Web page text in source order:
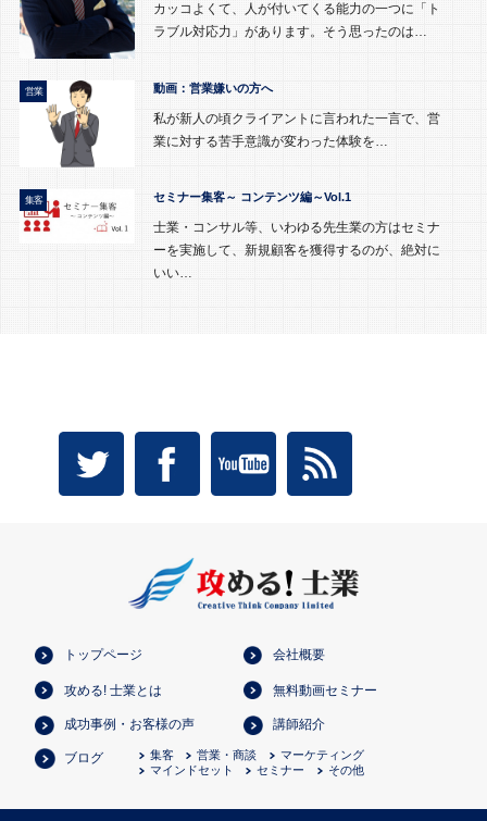
カッコよくて、人が付いてくる能力の一つに「ト
ラブル対応力」があります。そう思ったのは…
営業 動画：営業嫌いの方へ
私が新人の頃クライアントに言われた一言で、営
業に対する苦手意識が変わった体験を…
集客 セミナー集客～ コンテンツ編～Vol.1
士業・コンサル等、いわゆる先生業の方はセミナ
ーを実施して、新規顧客を獲得するのが、絶対に
いい…
トップページ 会社概要
攻める! 士業とは 無料動画セミナー
成功事例・お客様の声 講師紹介
ブログ 集客 営業・商談
マーケティング
マインドセット
セミナー その他